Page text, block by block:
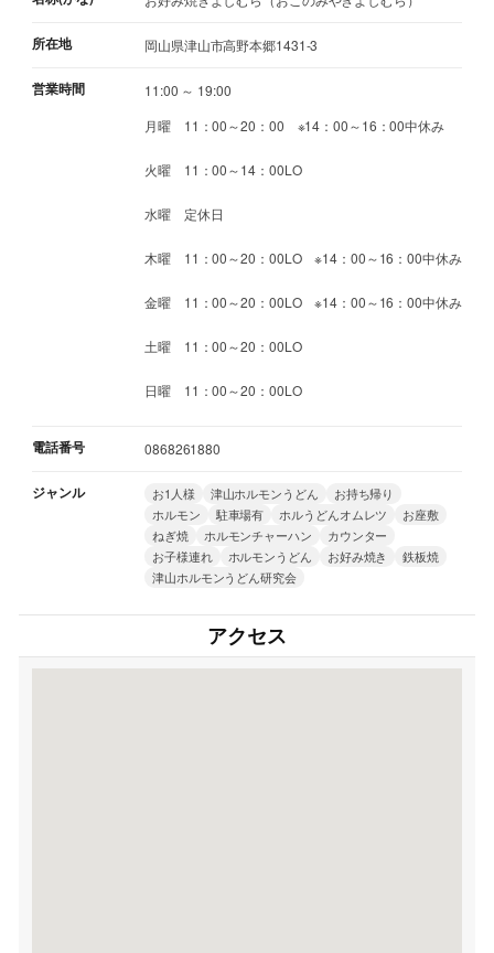
所在地 岡山県津山市高野本郷1431-3
営業時間
11:00 ～ 19:00
月曜 11：00～20：00 ※14：00～16：00中休み
火曜 11：00～14：00LO
水曜 定休日
木曜 11：00～20：00LO ※14：00～16：00中休み
金曜 11：00～20：00LO ※14：00～16：00中休み
土曜 11：00～20：00LO
日曜 11：00～20：00LO
電話番号 0868261880
ジャンル お1人様 津山ホルモンうどん
お持ち帰り
ホルモン
駐車場有 ホルうどんオムレツ
お座敷
ねぎ焼
ホルモンチャーハン
カウンター
お子様連れ
ホルモンうどん お好み焼き
鉄板焼
津山ホルモンうどん研究会
アクセス